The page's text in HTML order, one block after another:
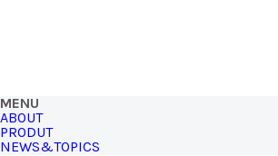
MENU
ABOUT
PRODUT
NEWS&TOPICS